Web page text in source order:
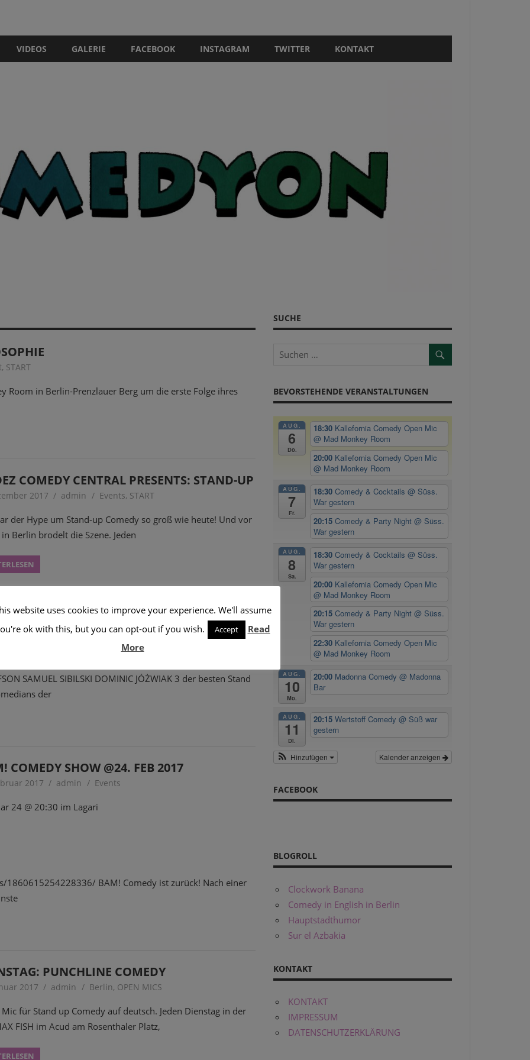
VIDEOS GALERIE FACEBOOK INSTAGRAM TWITTER KONTAKT
, START
Room in Berlin-Prenzlauer Berg um die erste Folge ihres
COMEDY CENTRAL PRESENTS: STAND-UP
2017 admin Events, START
der Hype um Stand-up Comedy so groß wie heute! Und vor
Berlin brodelt die Szene. Jeden
@3 MÄRZ 2017
2017 admin Events
BESTEN COMEDIANS Shabbymix #10
facebook.com/events/851127861707682 DANIEL
SAMUEL SIBILSKI DOMINIC JÓŻWIAK 3 der besten Stand
der
COMEDY SHOW @24. FEB 2017
2017 admin Events
24 @ 20:30 im Lagari
BAM! Comedy ist zurück! Nach einer
PUNCHLINE COMEDY
2017 admin Berlin, OPEN MICS
für Stand up Comedy auf deutsch. Jeden Dienstag in der
FISH im Acud am Rosenthaler Platz,
SUCHE
BEVORSTEHENDE VERANSTALTUNGEN
AUG.
6
Do.
18:30 Kallefornia Comedy Open Mic
@ Mad Monkey Room
20:00 Kallefornia Comedy Open Mic
@ Mad Monkey Room
AUG.
7
Fr.
18:30Comedy & Cocktails@ Süss.
War gestern
20:15Comedy & Party Night@ Süss.
War gestern
AUG.
8
Sa.
18:30Comedy & Cocktails@ Süss.
War gestern
20:00 Kallefornia Comedy Open Mic
@ Mad Monkey Room
20:15Comedy & Party Night@ Süss.
War gestern
22:30 Kallefornia Comedy Open Mic
@ Mad Monkey Room
AUG.
10
Mo.
20:00 Madonna Comedy@ Madonna
Bar
AUG.
11
Di.
20:15Wertstoff Comedy@ Süß war
gestern
Kalender anzeigen
Hinzufügen
FACEBOOK
BLOGROLL
Clockwork Banana
Comedy in English in Berlin
Hauptstadthumor
Sur el Azbakia
KONTAKT
KONTAKT
IMPRESSUM
DATENSCHUTZERKLÄRUNG
website uses cookies to improve your experience. We'll assume
ok with this, but you can opt-out if you wish.
Accept
Read
More